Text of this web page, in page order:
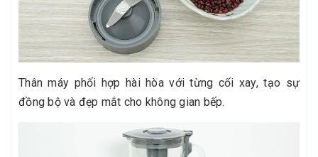
Thân máy phối hợp hài hòa với từng cối xay, tạo sự
đồng bộ và đẹp mắt cho không gian bếp.